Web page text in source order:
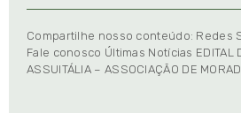
Compartilhe nosso conteúdo: Redes
Fale conosco Últimas Notícias EDITAL
ASSUITÁLIA – ASSOCIAÇÃO DE